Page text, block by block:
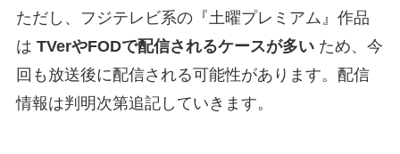
ただし、フジテレビ系の『土曜プレミアム』作品
は TVerやFODで配信されるケースが多いため、今
回も放送後に配信される可能性があります。配信
情報は判明次第追記していきます。